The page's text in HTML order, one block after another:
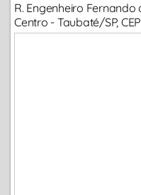
R. Engenheiro Fernando
Centro - Taubaté/SP, CEP